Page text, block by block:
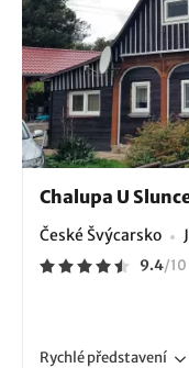
Chalupa U
České Švýcarsko
9.4/10
Rychlépředstavení